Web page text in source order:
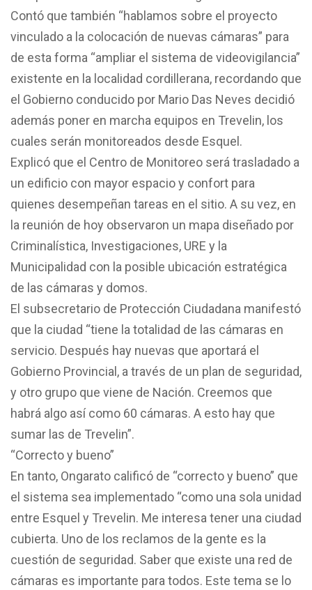
Contó que también “hablamos sobre el proyecto
vinculado a la colocación de nuevas cámaras” para
de esta forma “ampliar el sistema de videovigilancia”
existente en la localidad cordillerana, recordando que
el Gobierno conducido por Mario Das Neves decidió
además poner en marcha equipos en Trevelin, los
cuales serán monitoreados desde Esquel.
Explicó que el Centro de Monitoreo será trasladado a
un edificio con mayor espacio y confort para
quienes desempeñan tareas en el sitio. A su vez, en
la reunión de hoy observaron un mapa diseñado por
Criminalística, Investigaciones, URE y la
Municipalidad con la posible ubicación estratégica
de las cámaras y domos.
El subsecretario de Protección Ciudadana manifestó
que la ciudad “tiene la totalidad de las cámaras en
servicio. Después hay nuevas que aportará el
Gobierno Provincial, a través de un plan de seguridad,
y otro grupo que viene de Nación. Creemos que
habrá algo así como 60 cámaras. A esto hay que
sumar las de Trevelin”.
“Correcto y bueno”
En tanto, Ongarato calificó de “correcto y bueno” que
el sistema sea implementado “como una sola unidad
entre Esquel y Trevelin. Me interesa tener una ciudad
cubierta. Uno de los reclamos de la gente es la
cuestión de seguridad. Saber que existe una red de
cámaras es importante para todos. Este tema se lo